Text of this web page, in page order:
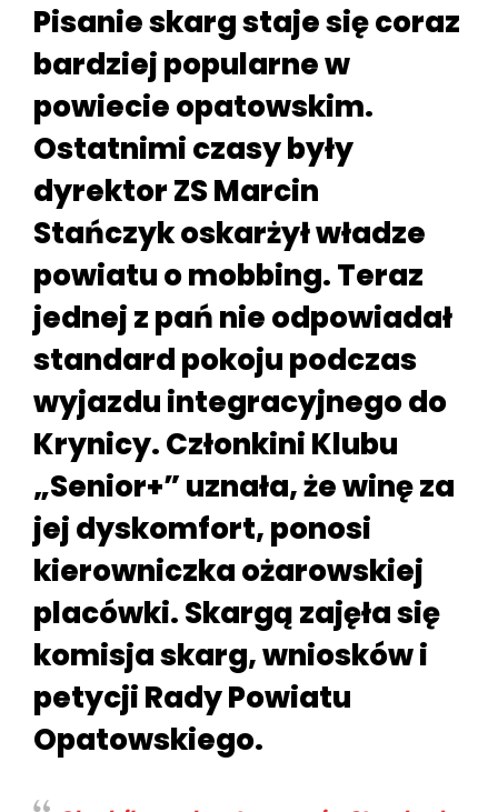
Pisanie skarg staje się coraz
bardziej popularne w
powiecie opatowskim.
Ostatnimi czasy były
dyrektor ZS Marcin
Stańczyk oskarżył władze
powiatu o mobbing. Teraz
jednej z pań nie odpowiadał
standard pokoju podczas
wyjazdu integracyjnego do
Krynicy. Członkini Klubu
„Senior+” uznała, że winę za
jej dyskomfort, ponosi
kierowniczka ożarowskiej
placówki. Skargą zajęła się
komisja skarg, wniosków i
petycji Rady Powiatu
Opatowskiego.